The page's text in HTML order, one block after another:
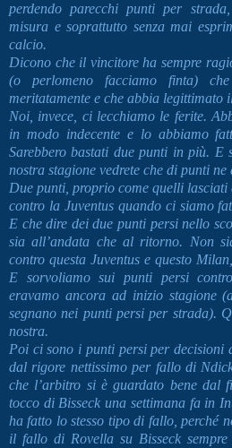
perdendo parecchi punti per
misura e soprattutto senza mai
calcio.
Dicono che il vincitore ha sempre
(o perlomeno facciamo finta)
meritatamente e che abbia legittimato
Noi, invece, ci lecchiamo le ferite.
in modo indecente e lo abbiamo
Sarebbero bastati due punti in più. E
nostra stagione vedrete che di punti
Due punti, proprio come quelli
contro la Juventus quando ci siamo
E che dire dei due punti persi nello
sia all’andata che al ritorno. Non
contro questa Juventus e questo
E sorvoliamo sui punti persi
eravamo ancora ad inizio stagione
segnano nei punti persi per strada).
nostra.
Poi ci sono i punti persi per
dal rigore nettissimo per fallo di
che l’arbitro si è guardato bene dal
tocco di Bisseck una settimana fa in
ha fatto lo stesso tipo di fallo, perché
il fallo di Rovella su Bisseck